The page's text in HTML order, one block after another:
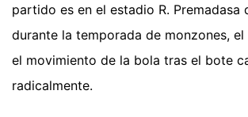
partido es en el estadio R. Premadasa
durante la temporada de monzones,
el movimiento de la bola tras el bote
radicalmente.